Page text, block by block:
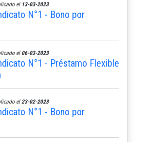
el 13-03-2023
N°1 - Bono por
el 06-03-2023
N°1 - Préstamo Flexible
el 23-02-2023
N°1 - Bono por